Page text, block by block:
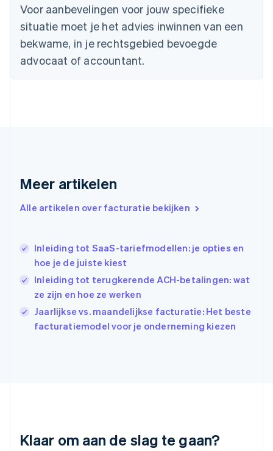
Voor aanbevelingen voor jouw specifieke
situatie moet je het advies inwinnen van een
bekwame, in je rechtsgebied bevoegde
advocaat of accountant.
Meer artikelen
Alle artikelen over facturatie bekijken
Inleiding tot SaaS-tariefmodellen: je opties en
hoe je de juiste kiest
Inleiding tot terugkerende ACH-betalingen: wat
ze zijn en hoe ze werken
Jaarlijkse vs. maandelijkse facturatie: Het beste
facturatiemodel voor je onderneming kiezen
Klaar om aan de slag te gaan?
Denemarken
Duitsland
DeutschEnglish
Estland
English
Finland
Hongarije
Hongkong SAR, China
English
English
Italië
Italiano English
日本語English
Kroatië
FrançaisDeutschEnglish